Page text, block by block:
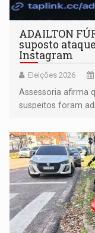
ADAILTON
suposto
Instagram
Eleições 2026
Assessoria afirma
suspeitos foram
remover as contas